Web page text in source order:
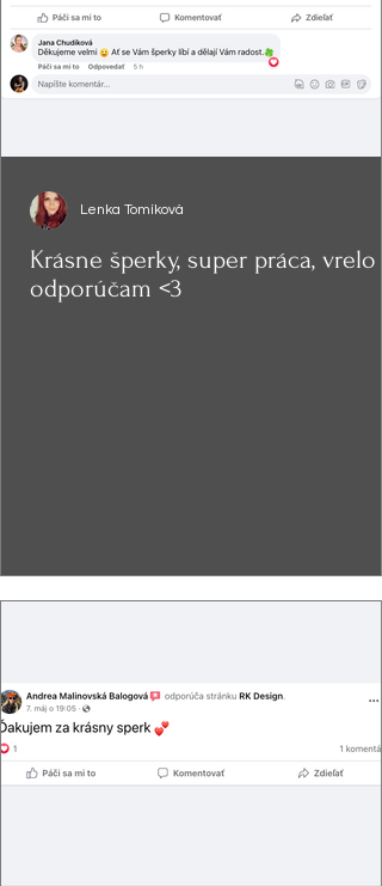
Krásne šperky, super práca, vrelo
odporúčam <3
Lenka Tomíková